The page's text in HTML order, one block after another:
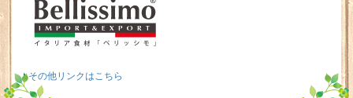
その他リンクはこちら